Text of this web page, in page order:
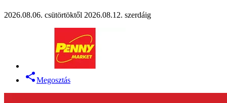
2026.08.06. csütörtöktől 2026.08.12. szerdáig
Megosztás